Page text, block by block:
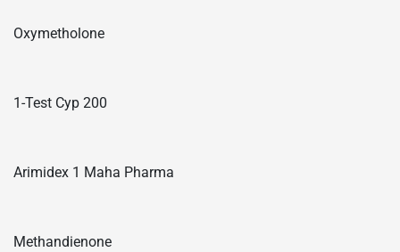
Oxymetholone
1-Test Cyp 200
Arimidex 1 Maha Pharma
Methandienone